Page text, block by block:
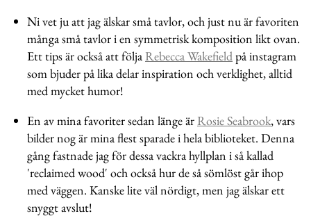
Ni vet ju att jag älskar små tavlor, och just nu är favoriten
många små tavlor i en symmetrisk komposition likt ovan.
Ett tips är också att följaRebecca Wakefieldpå instagram
som bjuder på lika delar inspiration och verklighet, alltid
med mycket humor!
En av mina favoriter sedan länge ärRosie Seabrook, vars
bilder nog är mina flest sparade i hela biblioteket. Denna
gång fastnade jag för dessa vackra hyllplan i så kallad
'reclaimed wood' och också hur de så sömlöst går ihop
med väggen. Kanske lite väl nördigt, men jag älskar ett
snyggt avslut!